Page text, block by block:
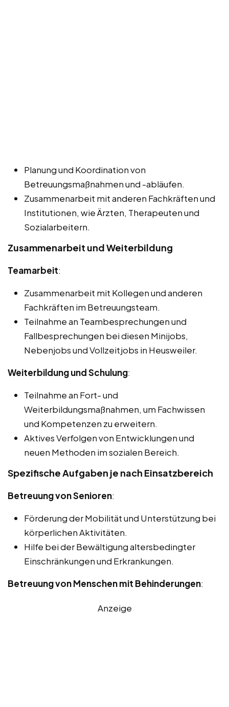
Planung und Koordination von
Betreuungsmaßnahmen und -abläufen.
Zusammenarbeit mit anderen Fachkräften und
Institutionen, wie Ärzten, Therapeuten und
Sozialarbeitern.
Zusammenarbeit und Weiterbildung
Teamarbeit:
Zusammenarbeit mit Kollegen und anderen
Fachkräften im Betreuungsteam.
Teilnahme an Teambesprechungen und
Fallbesprechungen bei diesen Minijobs,
Nebenjobs und Vollzeitjobs in Heusweiler.
Weiterbildung und Schulung:
Teilnahme an Fort- und
Weiterbildungsmaßnahmen, um Fachwissen
und Kompetenzen zu erweitern.
Aktives Verfolgen von Entwicklungen und
neuen Methoden im sozialen Bereich.
Spezifische Aufgaben je nach Einsatzbereich
Betreuung von Senioren:
Förderung der Mobilität und Unterstützung bei
körperlichen Aktivitäten.
Hilfe bei der Bewältigung altersbedingter
Einschränkungen und Erkrankungen.
Betreuung von Menschen mit Behinderungen:
Anzeige